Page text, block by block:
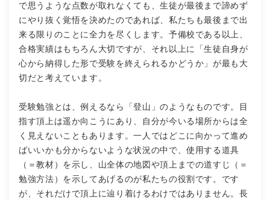
で思うような点数が取れなくても、生徒が最後まで諦めず
にやり抜く覚悟を決めたのであれば、私たちも最後まで出
来る限りのことに全力を尽くします。予備校である以上、
合格実績はもちろん大切ですが、それ以上に「生徒自身が
心から納得した形で受験を終えられるかどうか」が最も大
切だと考えています。
受験勉強とは、例えるなら「登山」のようなものです。目
指す頂上は遥か向こうにあり、自分が今いる場所からは全
く見えないこともあります。一人ではどこに向かって進め
ばいいかも分からないような状況の中で、使用する道具
（＝教材）を示し、山全体の地図や頂上までの道すじ（＝
勉強方法）を示してあげるのが私たちの役割です。です
が、それだけで頂上に辿り着けるわけではありません。長